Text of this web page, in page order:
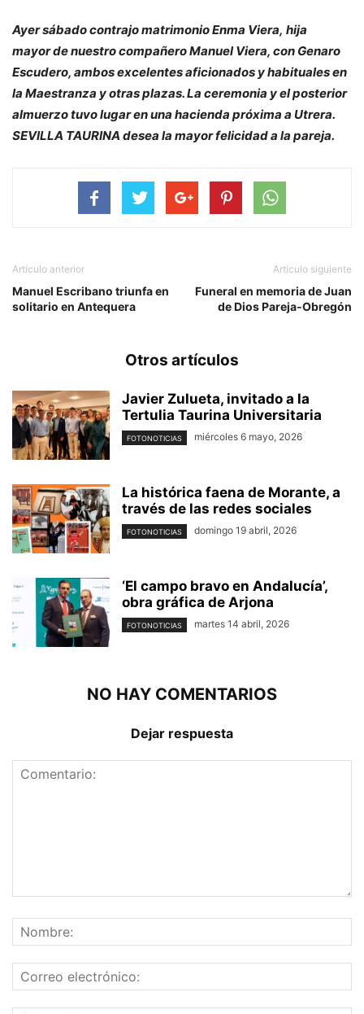
Ayer sábado contrajo matrimonio Enma Viera, hija
mayor de nuestro compañero Manuel Viera, con Genaro
Escudero, ambos excelentes aficionados y habituales en
la Maestranza y otras plazas. La ceremonia y el posterior
almuerzo tuvo lugar en una hacienda próxima a Utrera.
SEVILLA TAURINA desea la mayor felicidad a la pareja.
Artículo anterior
Manuel Escribano triunfa en
solitario en Antequera
Artículo siguiente
Funeral en memoria de Juan
de Dios Pareja-Obregón
Otros artículos
Javier Zulueta, invitado a la
Tertulia Taurina Universitaria
FOTONOTICIAS miércoles 6 mayo, 2026
La histórica faena de Morante, a
través de las redes sociales
FOTONOTICIAS domingo 19 abril, 2026
‘El campo bravo en Andalucía’,
obra gráfica de Arjona
FOTONOTICIAS martes 14 abril, 2026
NO HAY COMENTARIOS
Dejar respuesta